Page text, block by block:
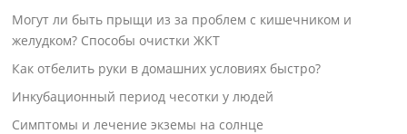
Могут ли быть прыщи из за проблем с кишечником и
желудком? Способы очистки ЖКТ
Как отбелить руки в домашних условиях быстро?
Инкубационный период чесотки у людей
Симптомы и лечение экземы на солнце